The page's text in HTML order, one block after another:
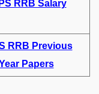
RRB Salary
RRB Previous
Papers